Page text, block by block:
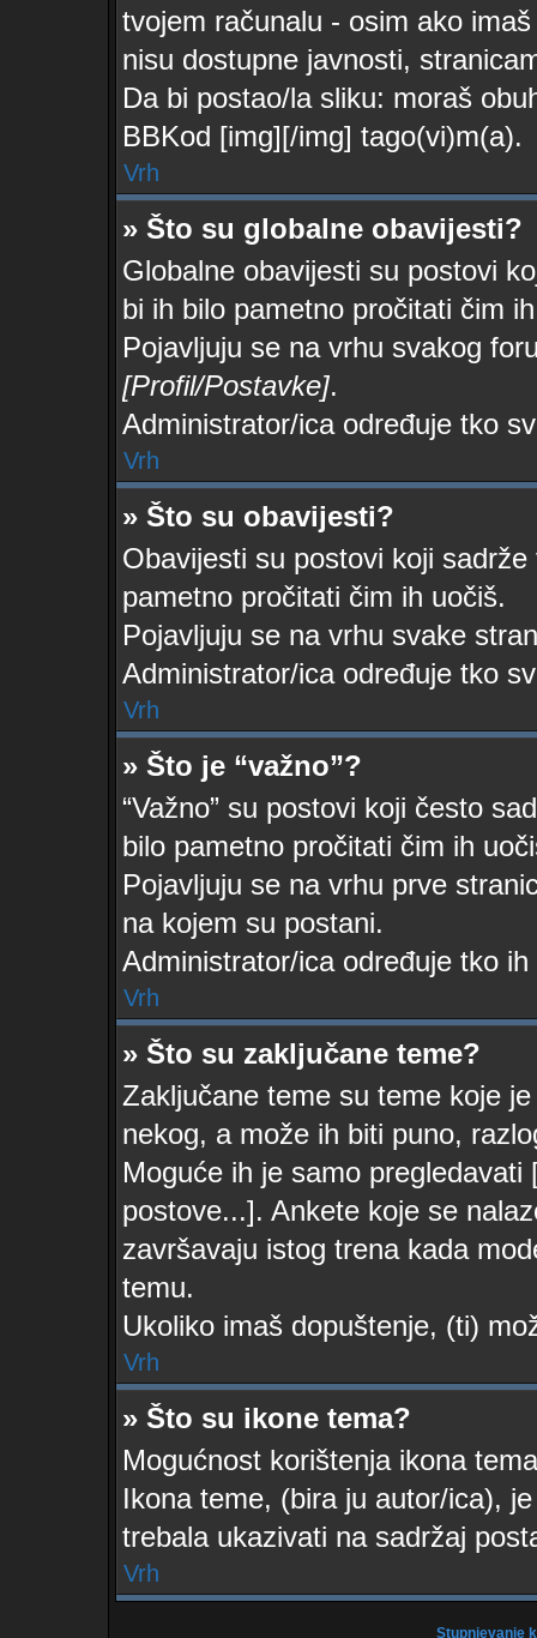
tvojem računalu - osim ako
nisu dostupne javnosti,
Da bi postao/la sliku: moraš
BBKod [img][/img] tago(vi)m(a).
Vrh
» Što su globalne obavijesti?
Globalne obavijesti su postovi
bi ih bilo pametno pročitati čim
Pojavljuju se na vrhu svakog
[Profil/Postavke].
Administrator/ica određuje tko
Vrh
» Što su obavijesti?
Obavijesti su postovi koji
pametno pročitati čim ih uočiš.
Pojavljuju se na vrhu svake
Administrator/ica određuje tko
Vrh
» Što je “važno”?
“Važno” su postovi koji često
bilo pametno pročitati čim ih
Pojavljuju se na vrhu prve
na kojem su postani.
Administrator/ica određuje tko
Vrh
» Što su zaključane teme?
Zaključane teme su teme koje
nekog, a može ih biti puno,
Moguće ih je samo
postove...]. Ankete koje se
završavaju istog trena kada
temu.
Ukoliko imaš dopuštenje, (ti)
Vrh
» Što su ikone tema?
Mogućnost korištenja ikona
Ikona teme, (bira ju autor/ica),
trebala ukazivati na sadržaj
Vrh
Stupnjevanje